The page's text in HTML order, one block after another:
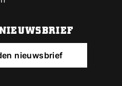
nieuwsbrief